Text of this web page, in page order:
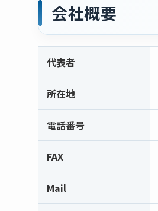
会社概要
代表者
所在地
電話番号
FAX
Mail